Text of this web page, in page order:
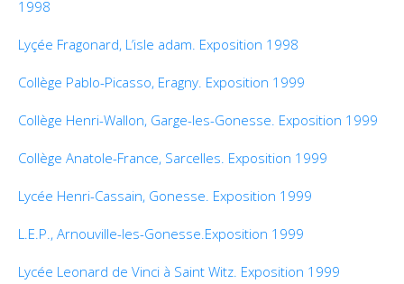
1998
Lyçée Fragonard, L’isle adam. Exposition 1998
Collège Pablo-Picasso, Eragny. Exposition 1999
Collège Henri-Wallon, Garge-les-Gonesse. Exposition 1999
Collège Anatole-France, Sarcelles. Exposition 1999
Lycée Henri-Cassain, Gonesse. Exposition 1999
L.E.P., Arnouville-les-Gonesse.Exposition 1999
Lycée Leonard de Vinci à Saint Witz. Exposition 1999